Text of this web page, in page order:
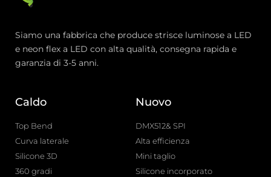
Siamo una fabbrica che produce strisce luminose a LED
e neon flex a LED con alta qualità, consegna rapida e
garanzia di 3-5 anni.
Caldo
Top Bend
Curva laterale
Silicone 3D
360 gradi
Nuovo
DMX512& SPI
Alta efficienza
Mini taglio
Silicone incorporato